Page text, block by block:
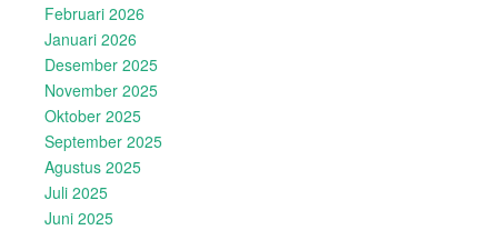
Februari 2026
Januari 2026
Desember 2025
November 2025
Oktober 2025
September 2025
Agustus 2025
Juli 2025
Juni 2025